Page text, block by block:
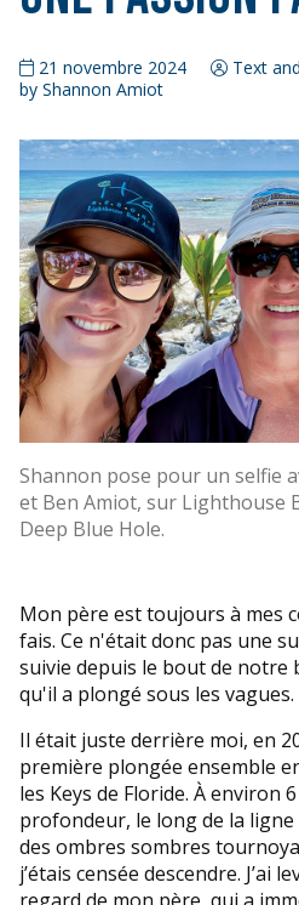
21 novembre 2024
Text
by Shannon Amiot
Shannon pose pour un selfie
et Ben Amiot, sur Lighthouse
Deep Blue Hole.
Mon père est toujours à mes
fais. Ce n'était donc pas une
suivie depuis le bout de notre
qu'il a plongé sous les vagues.
Il était juste derrière moi, en
première plongée ensemble
les Keys de Floride. À environ
profondeur, le long de la ligne
des ombres sombres
j’étais censée descendre. J’ai